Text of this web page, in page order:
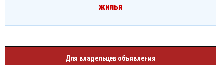
жилья
Для владельцев объявления